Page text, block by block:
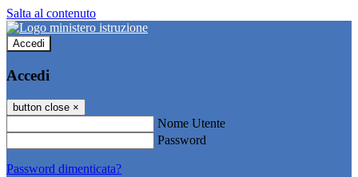
Salta al contenuto
Accedi
Accedi
button close ×
Nome Utente
Password
Password dimenticata?